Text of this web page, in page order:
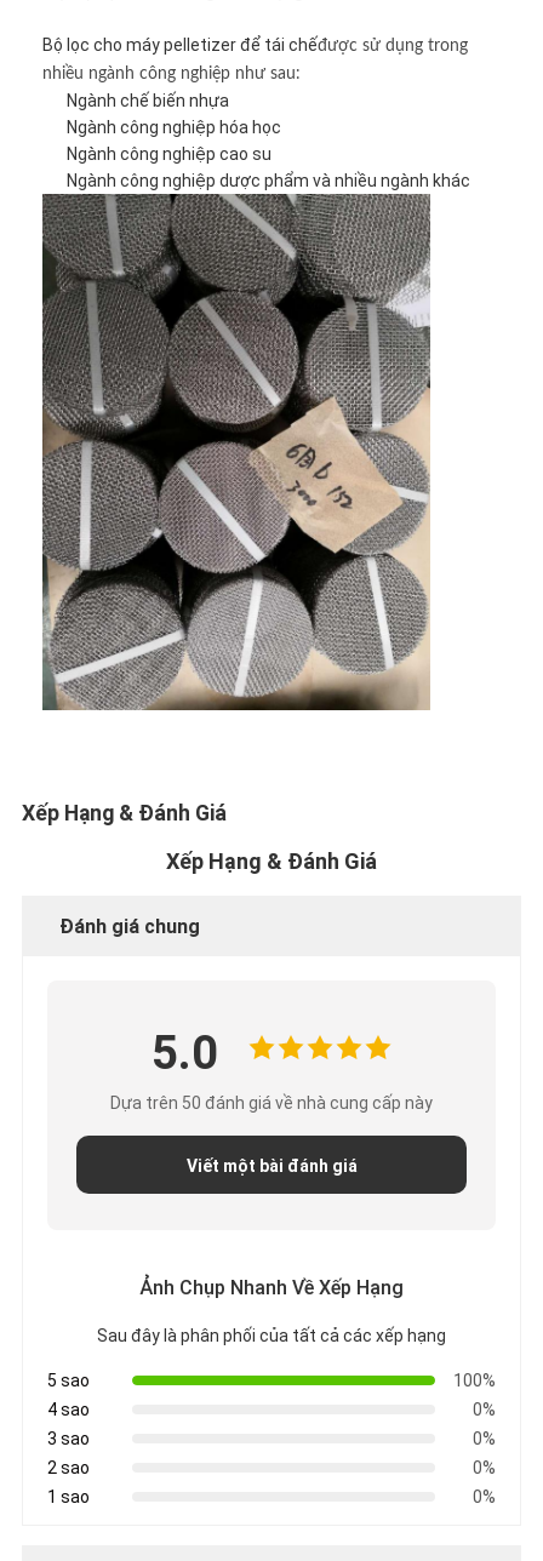
Bộ lọc cho máy pelletizer để tái chếđược sử dụng trong
nhiều ngành công nghiệp như sau:
Ngành chế biến nhựa
Ngành công nghiệp hóa học
Ngành công nghiệp cao su
Ngành công nghiệp dược phẩm và nhiều ngành khác
Xếp Hạng & Đánh Giá
Xếp Hạng & Đánh Giá
Đánh giá chung
5.0
Dựa trên 50 đánh giá về nhà cung cấp này
Viết một bài đánh giá
Ảnh Chụp Nhanh Về Xếp Hạng
Sau đây là phân phối của tất cả các xếp hạng
5 sao
100%
4 sao
0%
3 sao
0%
2 sao
0%
1 sao
0%